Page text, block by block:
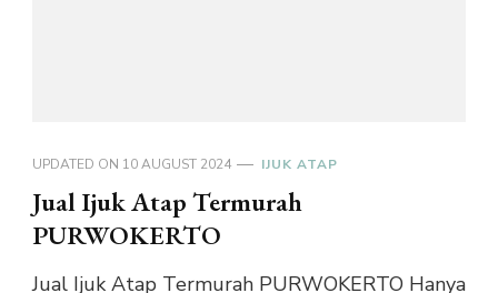
UPDATED ON 10 AUGUST 2024 IJUK ATAP
Jual Ijuk Atap Termurah
PURWOKERTO
Jual Ijuk Atap Termurah PURWOKERTO Hanya